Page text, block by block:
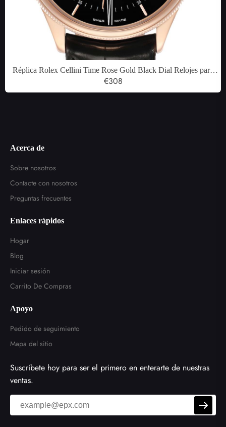
Réplica Rolex Cellini Time Rose Gold Black Dial Relojes para
hombre 50505
€308
Acerca de
Sobre nosotros
Contacte con nosotros
Preguntas frecuentes
Enlaces rápidos
Hogar
Blog
Iniciar sesión
Carrito De Compras
Apoyo
Pedido de seguimiento
Mapa del sitio
Suscríbete hoy para ser el primero en enterarte de nuestras
ventas.